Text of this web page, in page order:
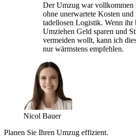
Der Umzug war vollkommen
ohne unerwartete Kosten und
tadellosen Logistik. Wenn ihr
Umziehen Geld sparen und
vermeiden wollt, kann ich
nur wärmstens empfehlen.
Nicol Bauer
Planen Sie Ihren Umzug effizient.